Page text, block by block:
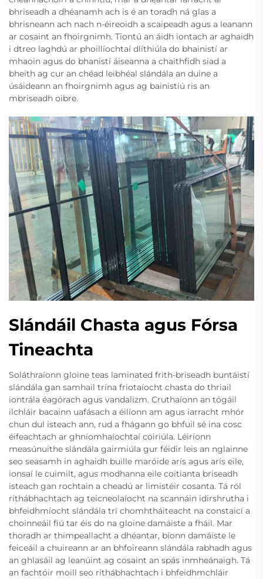
bhriseadh a dhéanamh ach is é an toradh ná glas a
bhrisneann ach nach n-éireoidh a scaipeadh agus a leanann
ar cosaint an fhoirgnimh. Tiontú an áidh iontach ar aghaidh
i dtreo laghdú ar phoillíochtaí dlíthiúla do bhainistí ar
mhaoin agus do bhanistí áiseanna a chaithfidh siad a
bheith ag cur an chéad leibhéal slándála an duine a
úsáideann an fhoirgnimh agus ag bainistiú ris an
mbriseadh oibre.
Slándáil Chasta agus Fórsa
Tineachta
Soláthraíonn gloine teas laminated frith-briseadh buntáistí
slándála gan samhail trína friotaíocht chasta do thriail
iontrála éagórach agus vandalizm. Cruthaíonn an tógáil
ilchláir bacainn uafásach a éilíonn am agus iarracht mhór
chun dul isteach ann, rud a fhágann go bhfuil sé ina cosc
éifeachtach ar ghníomhaíochtaí coiriúla. Léiríonn
measúnuithe slándála gairmiúla gur féidir leis an nglainne
seo seasamh in aghaidh buille maróide arís agus arís eile,
ionsaí le cuimilt, agus modhanna eile coitianta briseadh
isteach gan rochtain a cheadú ar limistéir cosanta. Tá ról
ríthábhachtach ag teicneolaíocht na scannáin idirshrutha i
bhfeidhmíocht slándála trí chomhtháiteacht na constaicí a
choinneáil fiú tar éis do na gloine damáiste a fháil. Mar
thoradh ar thimpeallacht a dhéantar, bíonn damáiste le
feiceáil a chuireann ar an bhfoireann slándála rabhadh agus
an ghlasáil ag leanúint ag cosaint an spás inmheánaigh. Tá
an fachtóir moill seo ríthábhachtach i bhfeidhmchláir